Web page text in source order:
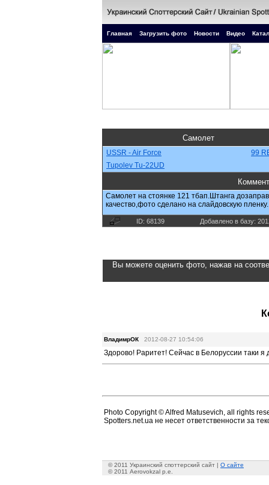
Главная Загрузить фото Новости Видео
Самолет
USSR - Air Force
99
Tupolev Tu-22UD
Самолет на стоянке 121 тбап.Штанга
качество,фото сделано на слайдовскую пленку.
ID: 68139 Добавлено в базу:
Вы можете оценить фото, нажав на
ВладимрОК 2012-08-27 10:54:06
Здорово! Раритет! Сейчас в Белоруссии таки я
Photo Copyright © Alfred Matusevich, all rights
Spotters.net.ua не несет ответственности за
© 2011 Украинский споттерский сайт | О сайте
© 2011 Aerovokzal p.e.